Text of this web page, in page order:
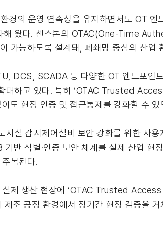
경의 운영 연속성을 유지하면서도 OT
해 왔다. 센스톤의 OTAC(One-Time
가능하도록 설계돼, 폐쇄망 중심의 산업
DCS, SCADA 등 다양한 OT 엔드포
대하고 있다. 특히 ‘OTAC Trusted
도 현장 인증 및 접근통제를 강화할 수
시설 감시제어설비 보안 강화를 위한 사
반 식별·인증 보안 체계를 실제 산업 현
목된다.
제 생산 현장에 ‘OTAC Trusted
조 공정 환경에서 장기간 현장 검증을